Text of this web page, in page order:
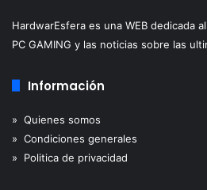
HardwarEsfera es una WEB dedicada
PC GAMING y las noticias sobre las
Información
» Quienes somos
» Condiciones generales
» Politica de privacidad